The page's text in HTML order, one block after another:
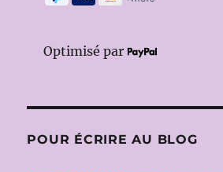
Optimisé par
POUR ÉCRIRE AU BLOG